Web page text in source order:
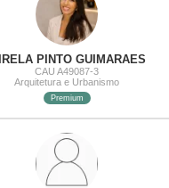
PINTO GUIMARAES
CAU A49087-3
Arquitetura e Urbanismo
Premium